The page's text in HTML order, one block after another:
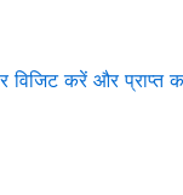
करें और प्राप्त करें